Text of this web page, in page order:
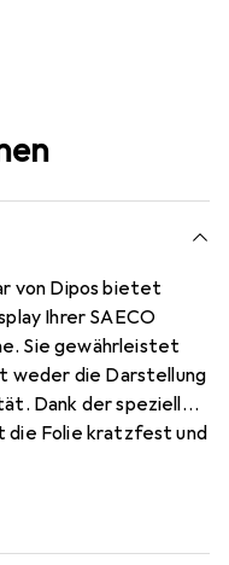
von Dipos bietet
Ihrer SAECO
Sie gewährleistet
weder die Darstellung
Dank der speziellen
Folie kratzfest und
Abrieb macht. Die
schmiegt sich beim